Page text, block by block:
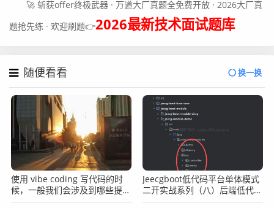
🚀 斩获offer终极武器 · 万道大厂真题全免费开放 · 2026大厂真
题抢先练 · 欢迎刷题👉2026最新技术面试题库
随便看看 换一换
使用 vibe coding 写代码的时
候，一般我们会涉及到哪些提示
词？
Jeecgboot低代码平台单体模式
二开实战系列（八）后端低代码
二开说明